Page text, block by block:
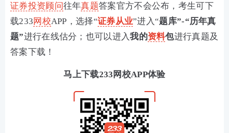
证券投资顾问往年真题答案官方不会公布，考生可下
载233网校APP，选择“证券从业”进入“题库”-“历年真
题”进行在线估分；也可以进入我的资料包进行真题及
答案下载！
马上下载233网校APP体验